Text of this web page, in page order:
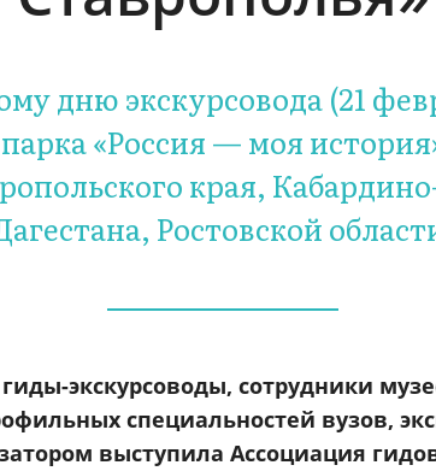
дню экскурсовода (21
«Россия — моя
края,
Ростовской
экскурсоводы, сотрудники
специальностей вузов,
выступила Ассоциация